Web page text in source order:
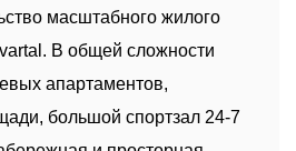
масштабного жилого
В общей сложности
апартаментов,
большой спортзал 24-7